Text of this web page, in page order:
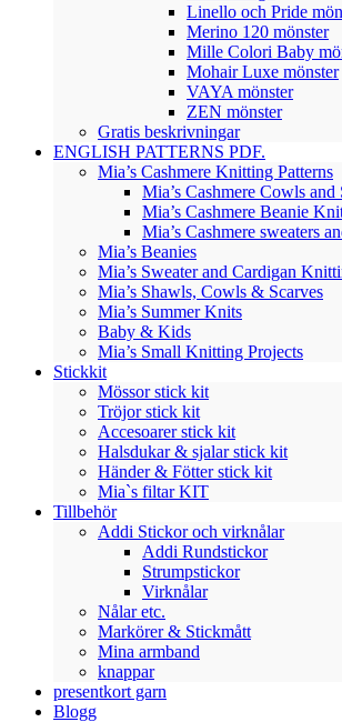
Linello och Pride
Merino 120 mönster
Mille Colori Baby
Mohair Luxe mönster
VAYA mönster
ZEN mönster
Gratis beskrivningar
ENGLISH PATTERNS PDF.
Mia’s Cashmere Knitting Patterns
Mia’s Cashmere Cowls and
Mia’s Cashmere Beanie
Mia’s Cashmere sweaters
Mia’s Beanies
Mia’s Sweater and Cardigan
Mia’s Shawls, Cowls & Scarves
Mia’s Summer Knits
Baby & Kids
Mia’s Small Knitting Projects
Stickkit
Mössor stick kit
Tröjor stick kit
Accesoarer stick kit
Halsdukar & sjalar stick kit
Händer & Fötter stick kit
Mia`s filtar KIT
Tillbehör
Addi Stickor och virknålar
Addi Rundstickor
Strumpstickor
Virknålar
Nålar etc.
Markörer & Stickmått
Mina armband
knappar
presentkort garn
Blogg